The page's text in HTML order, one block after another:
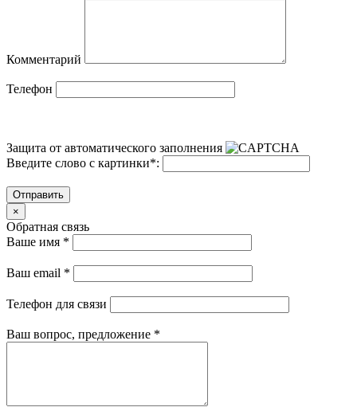
Комментарий
Телефон
Защита от автоматического заполнения
Введите слово с картинки*:
Отправить
×
Обратная связь
Ваше имя *
Ваш email *
Телефон для связи
Ваш вопрос, предложение *